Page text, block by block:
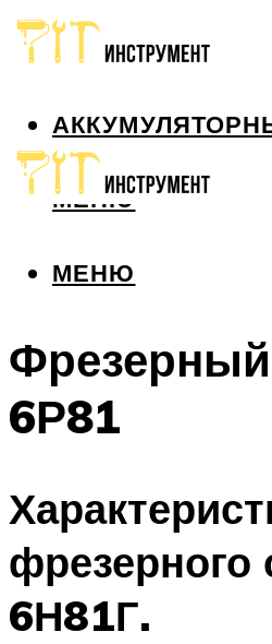
МЕНЮ
МЕНЮ
Фрезерный
6Р81
фрезерного
6Н81Г.